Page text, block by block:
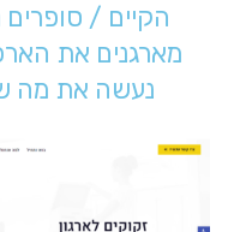
הקיים /
מארגנים את
נעשה את מה